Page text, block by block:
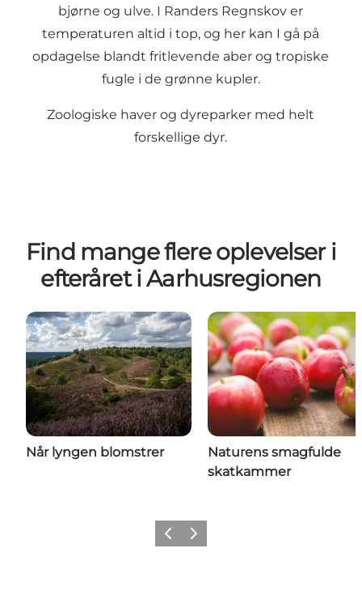
bjørne og ulve. I Randers Regnskov er
temperaturen altid i top, og her kan I gå på
opdagelse blandt fritlevende aber og tropiske
fugle i de grønne kupler.
Zoologiske haver og dyreparker med helt
forskellige dyr.
Find mange flere oplevelser i
efteråret i Aarhusregionen
Når lyngen blomstrer
Naturens smagfulde
skatkammer
ForrigeNæste